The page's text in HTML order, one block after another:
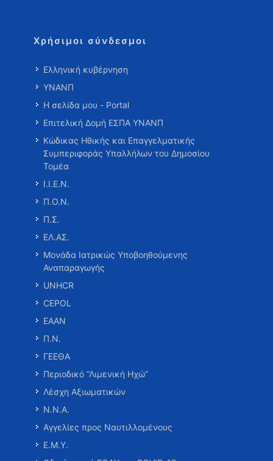
Χρήσιμοι σύνδεσμοι
Ελληνική κυβέρνηση
ΥΝΑΝΠ
Η σελίδα μου - Portal
Επιτελική Δομή ΕΣΠΑ ΥΝΑΝΠ
Κώδικας Ηθικής και Επαγγελματικής
Συμπεριφοράς Υπαλλήλων του Δημοσίου
Τομέα
Ι.Ι.Ε.Ν.
Π.Ο.Ν.
Π.Σ.
ΕΛ.ΑΣ.
Μονάδα Ιατρικώς Υποβοηθούμενης
Αναπαραγωγής
UNHCR
CEPOL
ΕΑΑΝ
Π.Ν.
ΓΕΕΘΑ
Περιοδικό “Λιμενική Ηχώ”
Λέσχη Αξιωματικών
Ν.Ν.Α.
Αγγελίες προς Ναυτιλλομένους
Ε.Μ.Υ.